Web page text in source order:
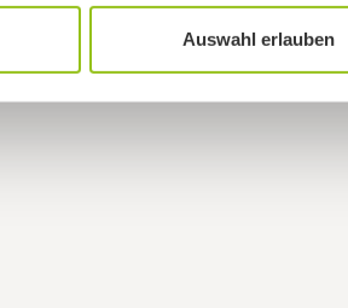
Auswahl erlauben